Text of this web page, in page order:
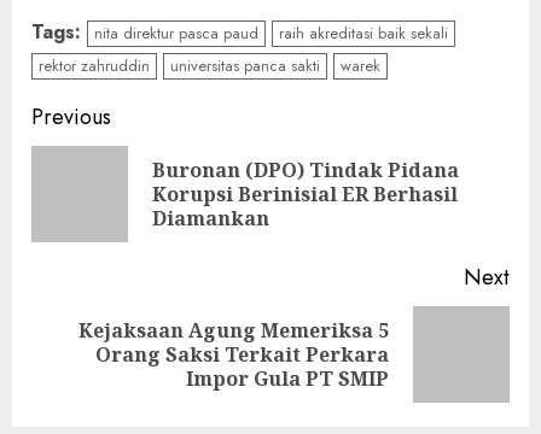
Tags: nita direktur pasca paud
raih akreditasi baik sekali
rektor zahruddin
universitas panca sakti warek
Continue
Reading
Previous
Buronan (DPO) Tindak Pidana
Korupsi Berinisial ER Berhasil
Diamankan
Next
Next
Kejaksaan Agung Memeriksa 5
Orang Saksi Terkait Perkara
Impor Gula PT SMIP